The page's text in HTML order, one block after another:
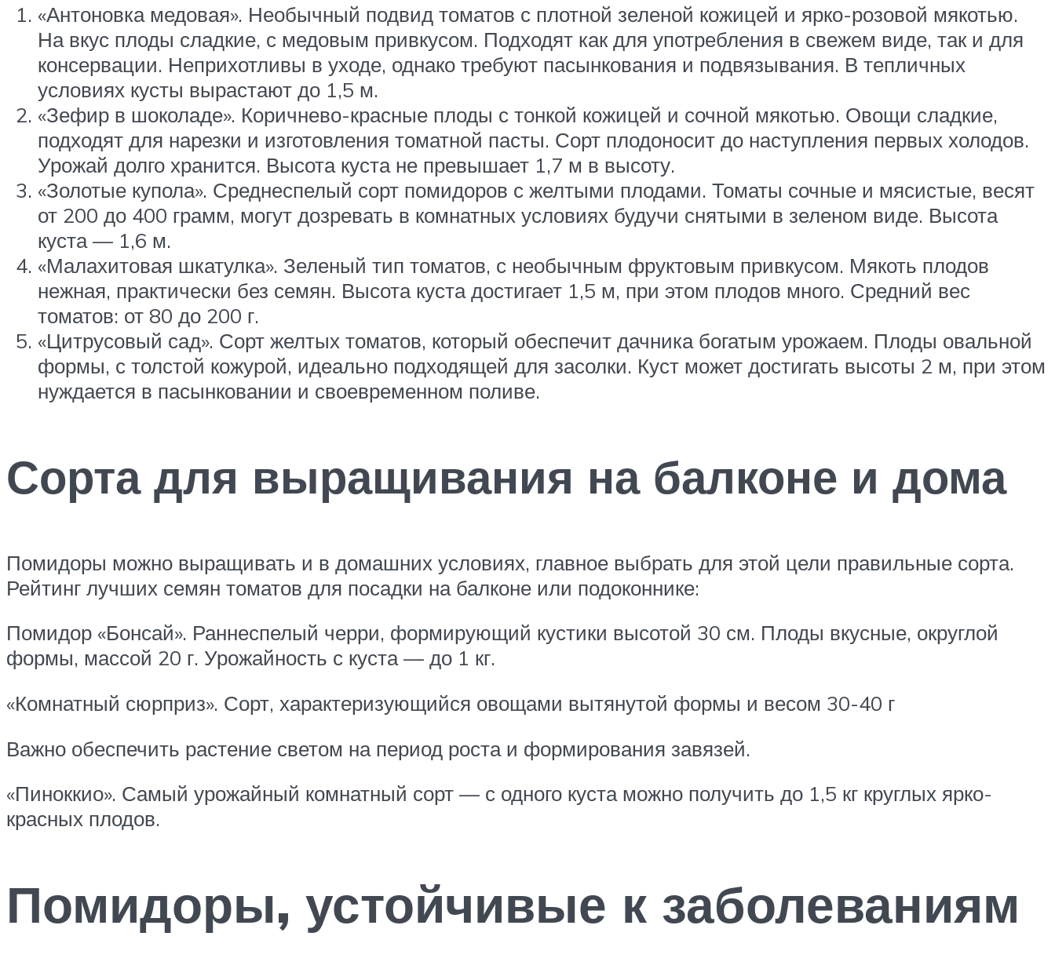
«Антоновка медовая». Необычный подвид томатов с плотной зеленой кожицей и ярко-розовой мякотью.
На вкус плоды сладкие, с медовым привкусом. Подходят как для употребления в свежем виде, так и для
консервации. Неприхотливы в уходе, однако требуют пасынкования и подвязывания. В тепличных
условиях кусты вырастают до 1,5 м.
«Зефир в шоколаде». Коричнево-красные плоды с тонкой кожицей и сочной мякотью. Овощи сладкие,
подходят для нарезки и изготовления томатной пасты. Сорт плодоносит до наступления первых холодов.
Урожай долго хранится. Высота куста не превышает 1,7 м в высоту.
«Золотые купола». Среднеспелый сорт помидоров с желтыми плодами. Томаты сочные и мясистые, весят
от 200 до 400 грамм, могут дозревать в комнатных условиях будучи снятыми в зеленом виде. Высота
куста — 1,6 м.
«Малахитовая шкатулка». Зеленый тип томатов, с необычным фруктовым привкусом. Мякоть плодов
нежная, практически без семян. Высота куста достигает 1,5 м, при этом плодов много. Средний вес
томатов: от 80 до 200 г.
«Цитрусовый сад». Сорт желтых томатов, который обеспечит дачника богатым урожаем. Плоды овальной
формы, с толстой кожурой, идеально подходящей для засолки. Куст может достигать высоты 2 м, при этом
нуждается в пасынковании и своевременном поливе.
Сорта для выращивания на балконе и дома
Помидоры можно выращивать и в домашних условиях, главное выбрать для этой цели правильные сорта.
Рейтинг лучших семян томатов для посадки на балконе или подоконнике:
Помидор «Бонсай». Раннеспелый черри, формирующий кустики высотой 30 см. Плоды вкусные, округлой
формы, массой 20 г. Урожайность с куста — до 1 кг.
«Комнатный сюрприз». Сорт, характеризующийся овощами вытянутой формы и весом 30-40 г
Важно обеспечить растение светом на период роста и формирования завязей.
«Пиноккио». Самый урожайный комнатный сорт — с одного куста можно получить до 1,5 кг круглых ярко-
красных плодов.
Помидоры, устойчивые к заболеваниям